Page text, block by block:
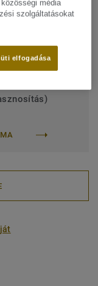
média
szolgáltatásokat
elfogadása